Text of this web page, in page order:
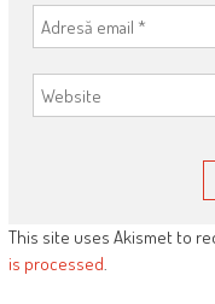
This site uses Akismet to
is processed.